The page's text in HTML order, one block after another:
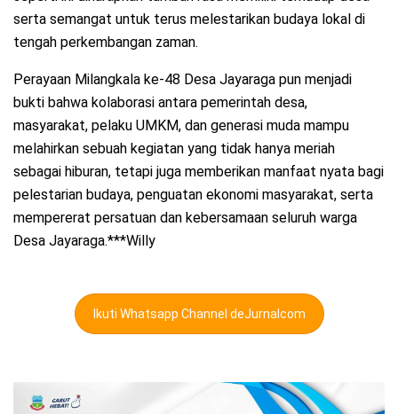
serta semangat untuk terus melestarikan budaya lokal di
tengah perkembangan zaman.
Perayaan Milangkala ke-48 Desa Jayaraga pun menjadi
bukti bahwa kolaborasi antara pemerintah desa,
masyarakat, pelaku UMKM, dan generasi muda mampu
melahirkan sebuah kegiatan yang tidak hanya meriah
sebagai hiburan, tetapi juga memberikan manfaat nyata bagi
pelestarian budaya, penguatan ekonomi masyarakat, serta
mempererat persatuan dan kebersamaan seluruh warga
Desa Jayaraga.***Willy
Ikuti Whatsapp Channel deJurnalcom